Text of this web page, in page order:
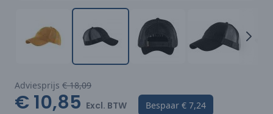
Adviesprijs € 18,09
€ 10,85 Excl. BTW Bespaar € 7,24